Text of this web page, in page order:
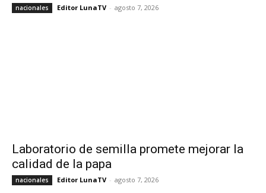
nacionales Editor LunaTV - agosto 7, 2026
Laboratorio de semilla promete mejorar la
calidad de la papa
nacionales Editor LunaTV - agosto 7, 2026